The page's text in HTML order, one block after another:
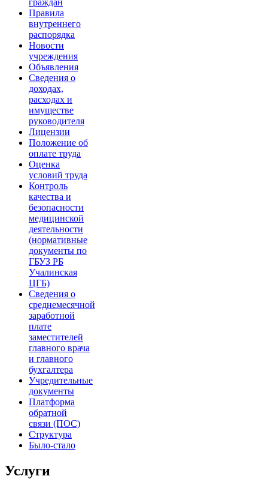
граждан
Правила
внутреннего
распорядка
Новости
учреждения
Объявления
Сведения о
доходах,
расходах и
имуществе
руководителя
Лицензии
Положение об
оплате труда
Оценка
условий труда
Контроль
качества и
безопасности
медицинской
деятельности
(нормативные
документы по
ГБУЗ РБ
Учалинская
ЦГБ)
Сведения о
среднемесячной
заработной
плате
заместителей
главного врача
и главного
бухгалтера
Учредительные
документы
Платформа
обратной
связи (ПОС)
Структура
Было-стало
Услуги